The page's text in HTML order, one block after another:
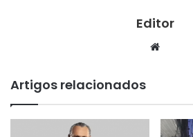
Editor
Website
Artigos relacionados